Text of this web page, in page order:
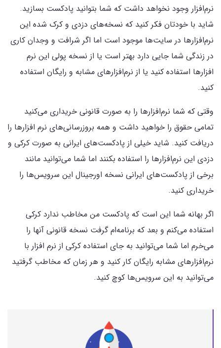
نرم‌افزار وجود نخواهد داشت که شما بتوانید پادکست بسازید.
شاید با خودتان فکر کنید که نسخه‌های دزدی و کرک شده این
نرم‌افزارها در سایت‌ها موجود است اما اگر شرافت و وجدان کاری
در زندگی شما جایی دارد بهتر است یا از نسخه پولی این نرم
افزارها استفاده کنید یا از نرم‌افزارهای مشابه و رایگان استفاده
کنید.
وقتی که شما نرم‌افزارها را به صورت قانونی خریداری می‌کنید
تمامی حقوق را خواهید داشت و همه بروزرسانی‌های نرم افزارها را
دریافت کنید. شاید خیلی از پادکست‌های ایرانی به صورت کرکی و
دزدی این نرم‌افزارها را استفاده بکنند اما شما می‌توانید مانند
برخی از پادکست‌های ایرانی نسخه اورجینال این سرویس‌ها را
خریداری کنید.
اگر بهانه شما این است که پادکست من مخاطب ندارد کرکی
استفاده می‌کنم و بعد که برنامه‌ام گرفت نسخه قانونی آنها را
می‌خرم اما شما می‌توانید به جای استفاده کرکی از نرم افزار با
نرم‌افزارهای مشابه رایگان کار کنید و هر زمان که مخاطب گرفتید
می‌توانید به این سرویس‌ها کوچ کنید.